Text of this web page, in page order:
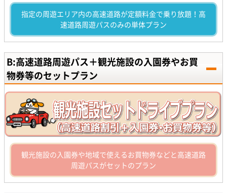
指定の周遊エリア内の高速道路が定額料金で乗り放題！高
速道路周遊パスのみの単体プラン
B:高速道路周遊パス＋観光施設の入園券やお買
物券等のセットプラン
観光施設の入園券や地域で使えるお買物券などと高速道路
周遊パスがセットのプラン